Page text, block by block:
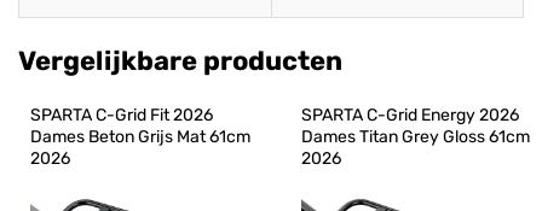
Vergelijkbare producten
SPARTA C-Grid Fit 2026
Dames Beton Grijs Mat 61cm
2026
SPARTA C-Grid Energy 2026
Dames Titan Grey Gloss 61cm
2026